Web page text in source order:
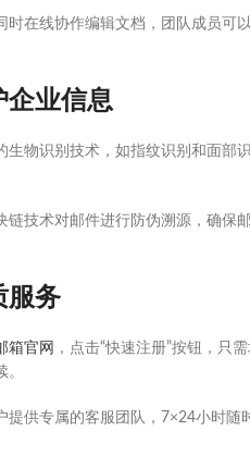
时在线协作编辑文档，团队成员可
企业信息
生物识别技术，如指纹识别和面
链技术对邮件进行防伪溯源，确保
服务
箱官网 ，点击“快速注册”按钮，只
提供专属的客服团队，7×24小时